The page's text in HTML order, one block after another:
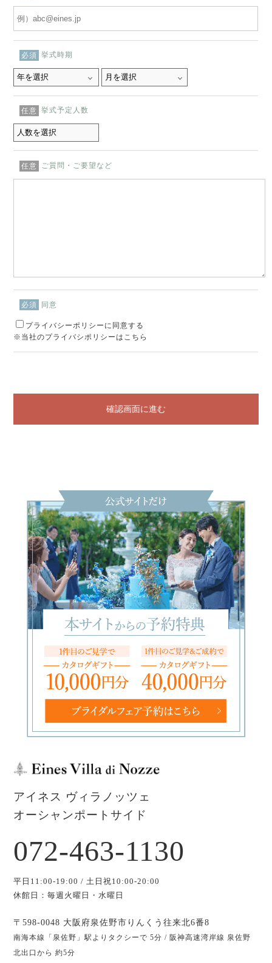
必須 挙式時期
任意 挙式予定人数
任意 ご質問・ご要望など
必須 同意
プライバシーポリシーに同意する
※当社のプライバシポリシーはこちら
確認画面に進む
アイネス ヴィラノッツェ
オーシャンポートサイド
072-463-1130
平日11:00-19:00 / 土日祝10:00-20:00
休館日：毎週火曜日・水曜日
〒598-0048 大阪府泉佐野市りんくう往来北6番8
南海本線「泉佐野」駅よりタクシーで 5分 / 阪神高速湾岸線 泉佐野
北出口から 約5分